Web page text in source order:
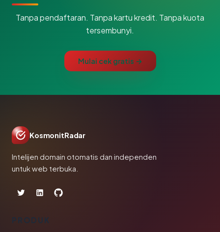
Tanpa pendaftaran. Tanpa kartu kredit. Tanpa kuota
tersembunyi.
Mulai cek gratis →
KosmonitRadar
Intelijen domain otomatis dan independen
untuk web terbuka.
PRODUK